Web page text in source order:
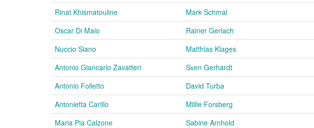
Rinat Khismatouline
Mark Schmal
Oscar Di Maio
Rainer Gerlach
Nuccio Siano
Matthias Klages
Antonio Giancarlo Zavatteri
Sven Gerhardt
Antonio Folletto
David Turba
Antonietta Carillo
Millie Forsberg
Maria Pia Calzone
Sabine Arnhold